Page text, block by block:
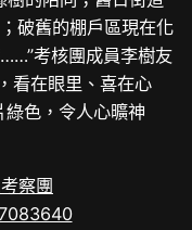
破舊的棚戶區現在化
考核團成員李樹友
看在眼里、喜在心
綠色，令人心曠神